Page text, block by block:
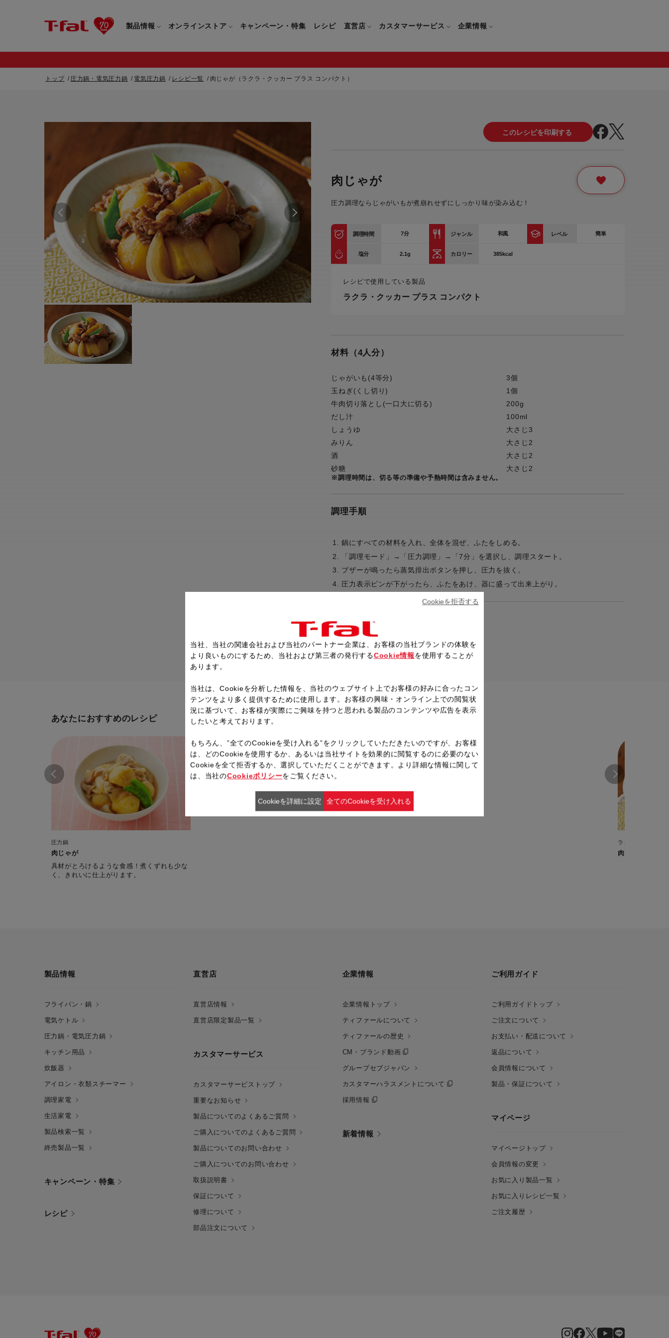
製品情報
すべてのフライパン・鍋
取っ手つきフライパン・鍋
取っ手のとれるフライパン・鍋
電気ケトル
すべての電気ケトル
圧力鍋・電気圧力鍋
すべての圧力鍋・電気圧力鍋
圧力鍋
キッチンナイフ(包丁)
マルチみじん切り器
保存容器
ドリンクウェア
キッチンツール
カトラリー
炊飯器
すべての炊飯器
すべてのアイロン・衣類スチーマー
衣類スチーマー専用タイプ(1way)
スチームアイロン
フードプロセッサー
トースター
電気圧力鍋
生活家電
オンラインストア
取っ手つきフライパン・鍋一覧
取っ手のとれるフライパン・鍋一覧
電気ケトル一覧
すべての電気ケトル一覧
圧力鍋・電気圧力鍋一覧
すべての圧力鍋・電気圧力鍋一覧
圧力鍋一覧
電気圧力鍋一覧
すべてのキッチン用品一覧
キッチンナイフ(包丁)一覧
マルチみじん切り器一覧
保存容器一覧
ドリンクウェア一覧
キッチンツール一覧
カトラリー一覧
炊飯器一覧
すべての炊飯器一覧
すべてのアイロン・衣類スチーマー
衣類スチーマーアイロン兼用タイプ
衣類スチーマー専用タイプ(1way)一
ハンドブレンダー一覧
フードプロセッサー一覧
トースター一覧
電気圧力鍋一覧
生活家電一覧
ギフト・プレゼント特集
キャンペーン・特集 レシピ 直営店 カスタマーサービス
重要なお知らせ 製品についてのよくあるご質問
ご購入についてのよくあるご質問
ティファール会員に関するよくある
ご質問
保証について
企業情報
ティファールの歴史
カスタマーハラスメント
採用情報
トップ 圧力鍋・電気圧力鍋 電気圧力鍋 レシピ一覧 肉じゃが（ラクラ・クッカー プラス コンパクト）
肉じゃが
圧力調理ならじゃがいもが煮崩れせずにしっかり味が染み込む！
調理時間 7分 ジャンル 和風 レベル 簡単
塩分 2.1g カロリー 385kcal
レシピで使用している製品
ラクラ・クッカー プラス コンパクト
材料（4人分）
じゃがいも(4等分)
3個
玉ねぎ(くし切り)
1個
牛肉切り落とし(一口大に切る)
200g
だし汁
100ml
しょうゆ
大さじ3
みりん
大さじ2
酒
大さじ2
砂糖
大さじ2
※調理時間は、切る等の準備や予熱時間は含みません。
調理手順
鍋にすべての材料を入れ、全体を混ぜ、ふたをしめる。
「調理モード」→「圧力調理」→「7分」を選択し、調理スタート。
ブザーが鳴ったら蒸気排出ボタンを押し、圧力を抜く。
圧力表示ピンが下がったら、ふたをあけ、器に盛って出来上がり。
レシピ一覧へ戻る
あなたにおすすめのレシピ
圧力鍋
肉じゃが
具材がとろけるような食感！煮くずれも少な
く、きれいに仕上がります。
ラクラ・クッカー
肉じゃが
製品情報
フライパン・鍋
電気ケトル
圧力鍋・電気圧力鍋
キッチン用品
炊飯器
アイロン・衣類スチーマー
調理家電
生活家電
製品検索一覧
終売製品一覧
キャンペーン・特集
レシピ
直営店
直営店情報
直営店限定製品一覧
カスタマーサービス
カスタマーサービストップ
重要なお知らせ
製品についてのよくあるご質問
ご購入についてのよくあるご質問
製品についてのお問い合わせ
ご購入についてのお問い合わせ
取扱説明書
保証について
修理について
部品注文について
企業情報
企業情報トップ
ティファールについて
ティファールの歴史
CM・ブランド動画
グループセブジャパン
カスタマーハラスメントについて
採用情報
新着情報
ご利用ガイド
ご利用ガイドトップ
ご注文について
お支払い・配送について
返品について
会員情報について
製品・保証について
マイページ
マイページトップ
会員情報の変更
お気に入り製品一覧
お気に入りレシピ一覧
ご注文履歴
当社、当社の関連会社および当社のパートナー企業は、お客様の当社ブランドの体験を
より良いものにするため、当社および第三者の発行するCookie情報 を使用することが
あります。
当社は、Cookieを分析した情報を、当社のウェブサイト上でお客様の好みに合ったコン
テンツをより多く提供するために使用します。お客様の興味・オンライン上での閲覧状
況に基づいて、お客様が実際にご興味を持つと思われる製品のコンテンツや広告を表示
したいと考えております。
もちろん、”全てのCookieを受け入れる”をクリックしていただきたいのですが、お客様
は、どのCookieを使用するか、あるいは当社サイトを効果的に閲覧するのに必要のない
Cookieを全て拒否するか、選択していただくことができます。より詳細な情報に関して
は、当社のCookieポリシーをご覧ください。
Cookieを拒否する
Cookieを詳細に設定 全てのCookieを受け入れる